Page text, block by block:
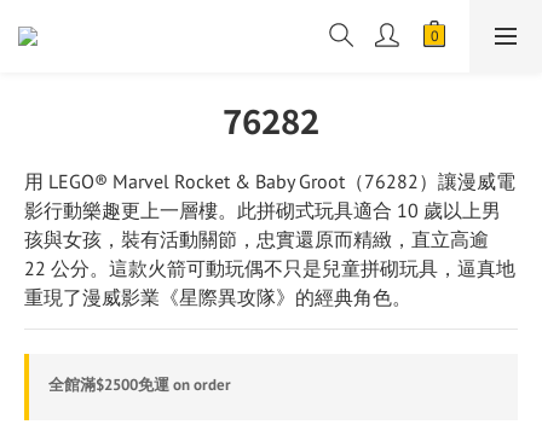
76282
用 LEGO® Marvel Rocket & Baby Groot（76282）讓漫威電
影行動樂趣更上一層樓。此拼砌式玩具適合 10 歲以上男
孩與女孩，裝有活動關節，忠實還原而精緻，直立高逾
22 公分。這款火箭可動玩偶不只是兒童拼砌玩具，逼真地
重現了漫威影業《星際異攻隊》的經典角色。
全館滿$2500免運 on order